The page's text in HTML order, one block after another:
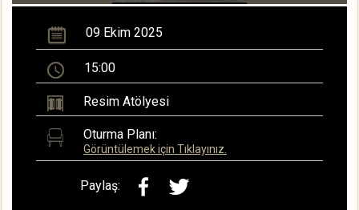
09 Ekim 2025
15:00
Resim Atölyesi
Oturma Planı:
Görüntülemek için Tıklayınız.
Paylaş: